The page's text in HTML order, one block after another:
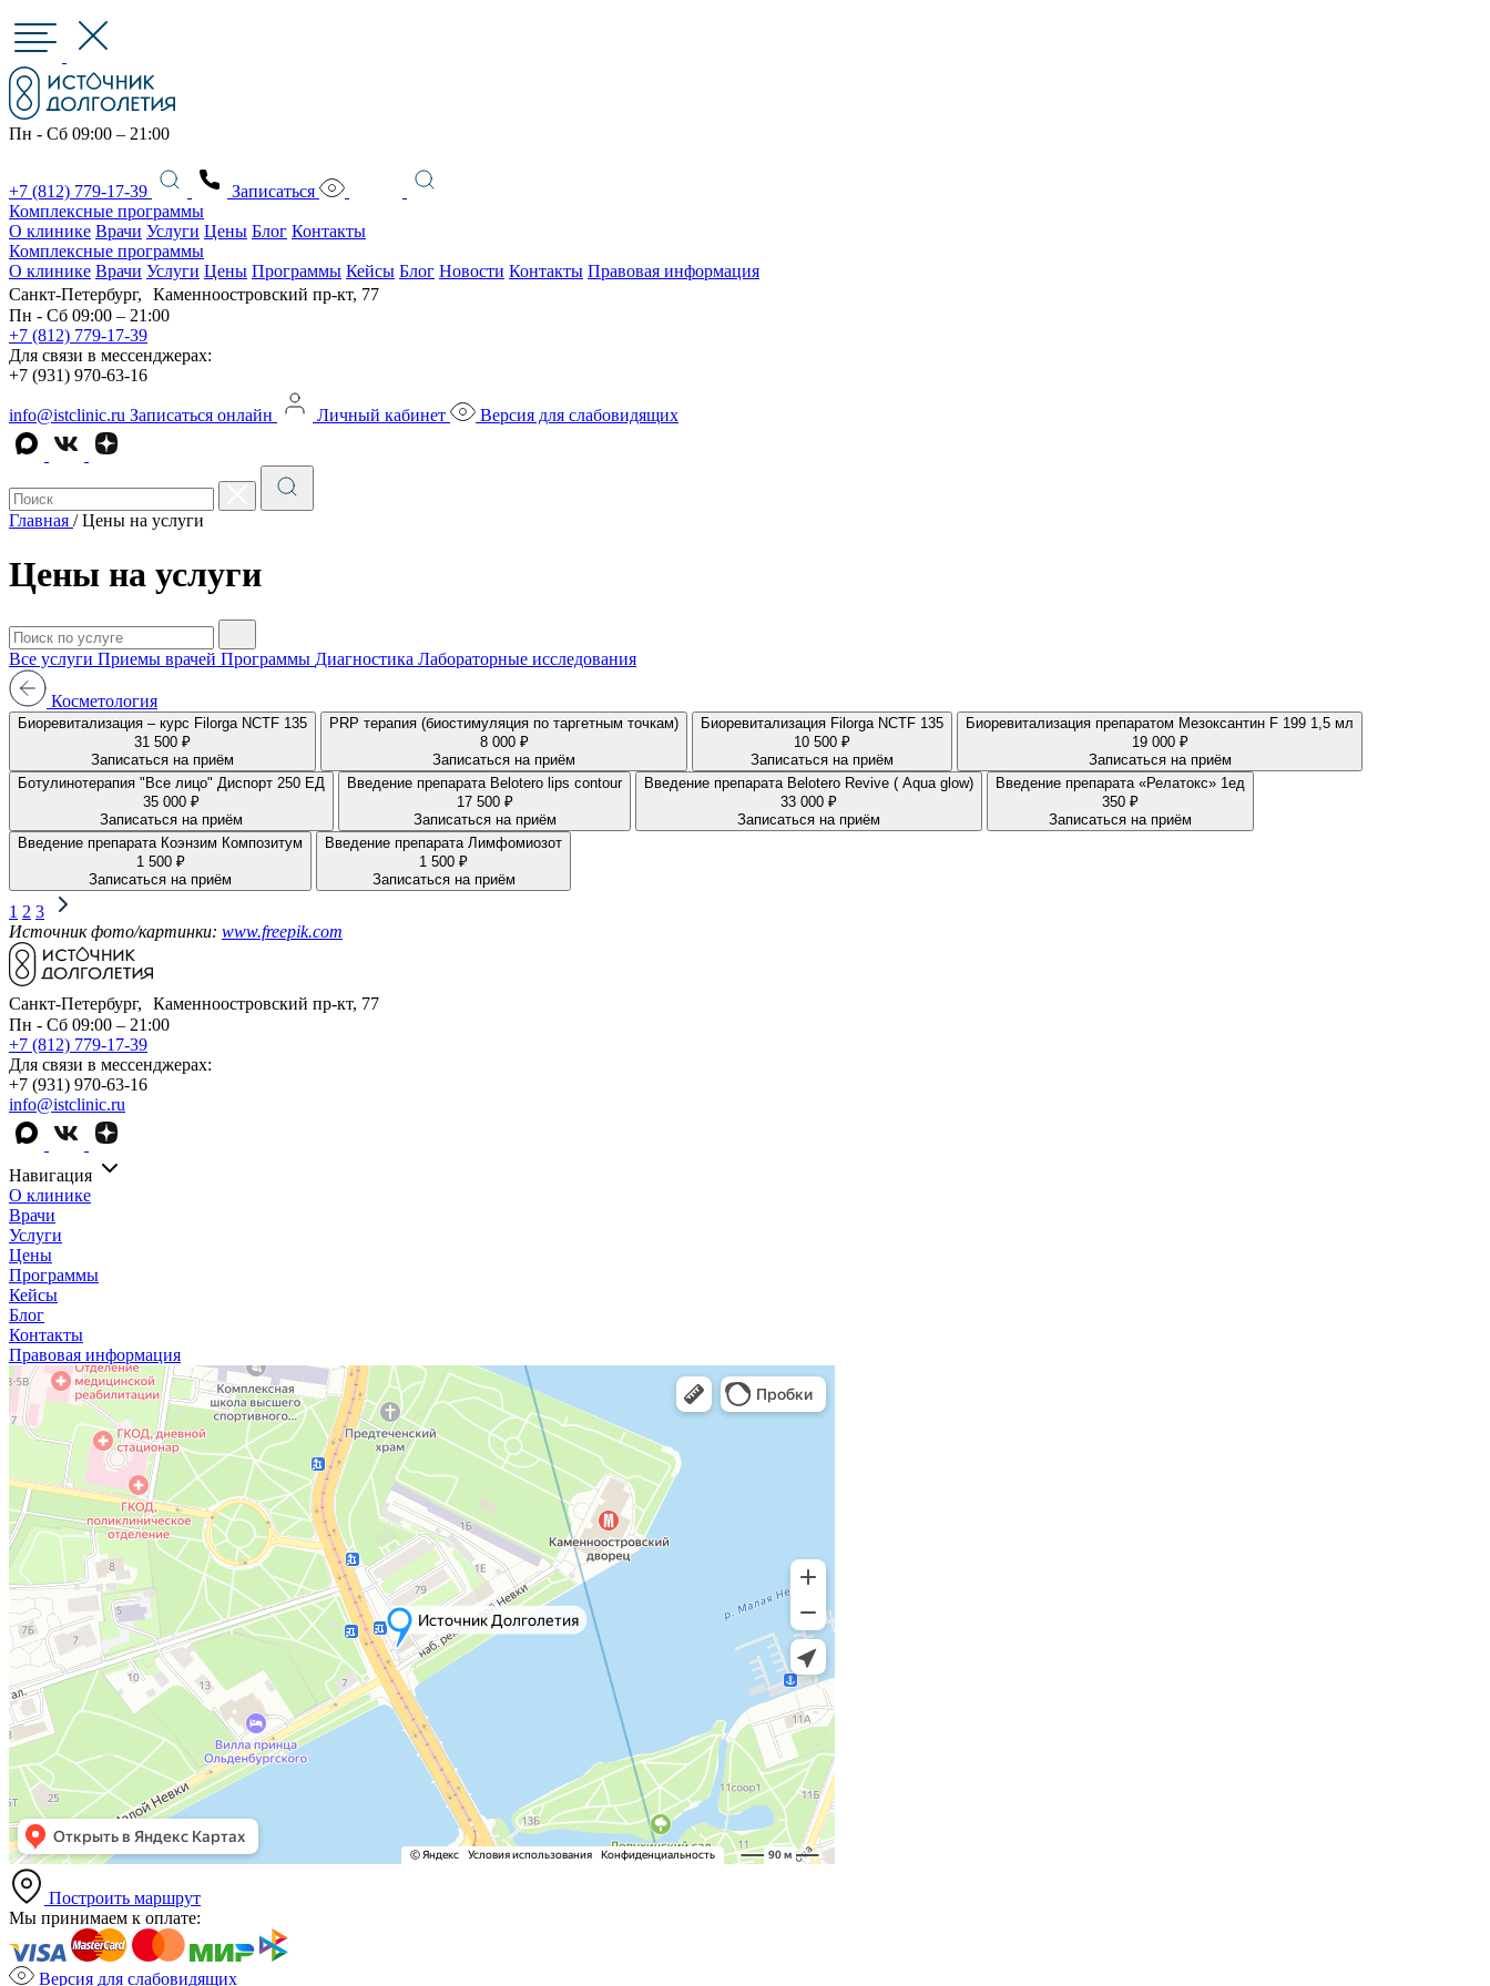
Пн - Сб 09:00 – 21:00
+7 (812) 779-17-39
Записаться
Комплексные программы
О клинике Врачи Услуги Цены Блог Контакты
Комплексные программы
О клинике Врачи Услуги Цены Программы Кейсы Блог Новости Контакты Правовая информация
Санкт-Петербург, Каменноостровский пр-кт, 77
Пн - Сб 09:00 – 21:00
+7 (812) 779-17-39
Для связи в мессенджерах:
+7 (931) 970-63-16
info@istclinic.ru Записаться онлайн Личный кабинет Версия для слабовидящих
Главная / Цены на услуги
Цены на услуги
Все услуги Приемы врачей Программы Диагностика Лабораторные исследования
Косметология
Биоревитализация – курс Filorga NCTF 135
31 500 ₽
Записаться на приём
PRP терапия (биостимуляция по таргетным точкам)
8 000 ₽
Записаться на приём
Биоревитализация Filorga NCTF 135
10 500 ₽
Записаться на приём
Биоревитализация препаратом Мезоксантин F 199 1,5 мл
19 000 ₽
Записаться на приём
Ботулинотерапия "Все лицо" Диспорт 250 ЕД
35 000 ₽
Записаться на приём
Введение препарата Belotero lips contour
17 500 ₽
Записаться на приём
Введение препарата Belotero Revive ( Aqua glow)
33 000 ₽
Записаться на приём
Введение препарата «Релатокс» 1ед
350 ₽
Записаться на приём
Введение препарата Коэнзим Композитум
1 500 ₽
Записаться на приём
Введение препарата Лимфомиозот
1 500 ₽
Записаться на приём
1 2 3
Источник фото/картинки: www.freepik.com
Санкт-Петербург, Каменноостровский пр-кт, 77
Пн - Сб 09:00 – 21:00
+7 (812) 779-17-39
Для связи в мессенджерах:
+7 (931) 970-63-16
info@istclinic.ru
Навигация
О клинике
Врачи
Услуги
Цены
Программы
Кейсы
Блог
Контакты
Правовая информация
Построить маршрут
Мы принимаем к оплате:
Версия для слабовидящих